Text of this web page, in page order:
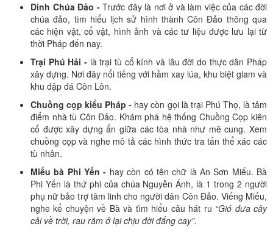
Dinh Chúa Đảo -Trước đây là nơi ở và làm việc của các đời
chúa đảo, tìm hiểu lịch sử hình thành Côn Đảo thông qua
các hiện vật, cổ vật, hình ảnh và các tư liệu được lưu lại từ
thời Pháp đến nay.
Trại Phú Hải - là trại tù cổ kính và lâu đời do thực dân Pháp
xây dựng. Nơi đây nổi tiếng với hầm xay lúa, khu biệt giam và
khu đập đá Côn Lôn.
Chuồng cọp kiểu Pháp - hay còn gọi là trại Phú Thọ, là tâm
điểm nhà tù Côn Đảo. Khám phá hệ thống Chuồng Cọp kiên
cố được xây dựng ẩn giữa các tòa nhà như mê cung. Xem
chuồng cọp và nghe mô tả các hình thức tra tấn thể xác các
tù nhân.
Miếu bà Phi Yến - hay còn có tên chữ là An Sơn Miếu. Bà
Phi Yến là thứ phi của chúa Nguyễn Ánh, là 1 trong 2 người
phụ nữ bảo trợ tâm linh cho người dân Côn Đảo. Viếng Miếu,
nghe kể chuyện về Bà và tìm hiểu câu hát ru “Gió đưa cây
cải về trời, rau răm ở lại chịu đời đắng cay”.